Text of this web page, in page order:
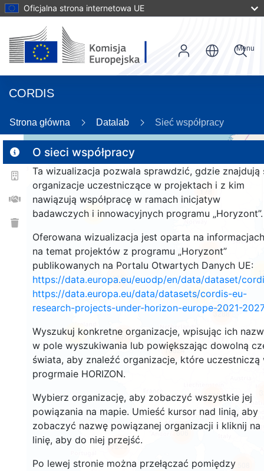
Oficjalna strona internetowa UE
CORDIS
Menu
Strona główna Datalab Sieć współpracy
O sieci współpracy
Ta wizualizacja pozwala sprawdzić, gdzie znajdują
organizacje uczestniczące w projektach i z kim
nawiązują współpracę w ramach inicjatyw
badawczych i innowacyjnych programu „Horyzont”.
Oferowana wizualizacja jest oparta na informacjach
na temat projektów z programu „Horyzont”
publikowanych na Portalu Otwartych Danych UE:
https://data.europa.eu/euodp/en/data/dataset/
https://data.europa.eu/data/datasets/cordis-eu-
research-projects-under-horizon-europe-2021-2027
Wyszukuj konkretne organizacje, wpisując ich
w pole wyszukiwania lub powiększając dowolną
świata, aby znaleźć organizacje, które uczestniczą
progrmaie HORIZON.
Wybierz organizację, aby zobaczyć wszystkie jej
powiązania na mapie. Umieść kursor nad linią, aby
zobaczyć nazwę powiązanej organizacji i kliknij na
linię, aby do niej przejść.
Po lewej stronie można przełączać pomiędzy
25
23
178
1382
606
7595
91
115
3288
12222
5313
10624